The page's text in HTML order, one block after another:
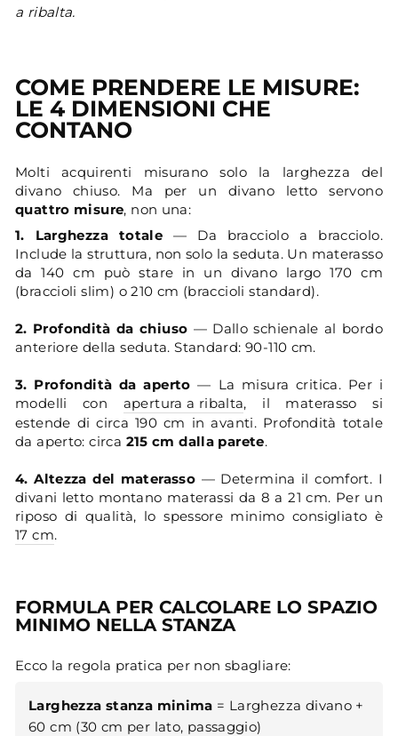
a ribalta.
COME PRENDERE LE MISURE:
LE 4 DIMENSIONI CHE
CONTANO
Molti acquirenti misurano solo la larghezza del
divano chiuso. Ma per un divano letto servono
quattro misure, non una:
1. Larghezza totale — Da bracciolo a bracciolo.
Include la struttura, non solo la seduta. Un materasso
da 140 cm può stare in un divano largo 170 cm
(braccioli slim) o 210 cm (braccioli standard).
2. Profondità da chiuso — Dallo schienale al bordo
anteriore della seduta. Standard: 90-110 cm.
3. Profondità da aperto — La misura critica. Per i
modelli con apertura a ribalta, il materasso si
estende di circa 190 cm in avanti. Profondità totale
da aperto: circa 215 cm dalla parete.
4. Altezza del materasso — Determina il comfort. I
divani letto montano materassi da 8 a 21 cm. Per un
riposo di qualità, lo spessore minimo consigliato è
17 cm.
FORMULA PER CALCOLARE LO SPAZIO
MINIMO NELLA STANZA
Ecco la regola pratica per non sbagliare:
Larghezza stanza minima = Larghezza divano +
60 cm (30 cm per lato, passaggio)